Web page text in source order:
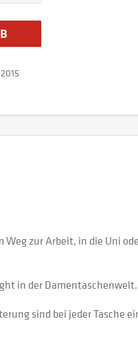
zur Arbeit, in die Uni
in der Damentaschenwelt.
sind bei jeder Tasche